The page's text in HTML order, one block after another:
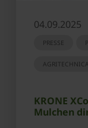
04.09.2025
PRESSE
AGRITECHNICA
KRONE
Mulchen